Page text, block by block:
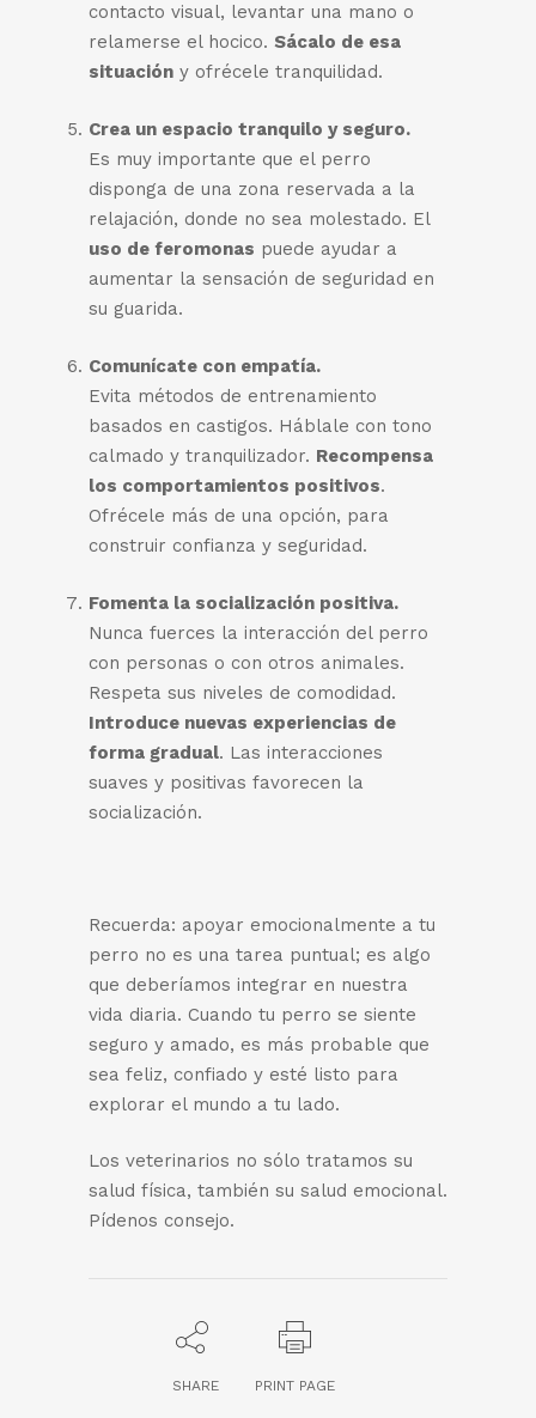
contacto visual, levantar una mano o
relamerse el hocico. Sácalo de esa
situación y ofrécele tranquilidad.
Crea un espacio tranquilo y seguro.
Es muy importante que el perro
disponga de una zona reservada a la
relajación, donde no sea molestado. El
uso de feromonas puede ayudar a
aumentar la sensación de seguridad en
su guarida.
Comunícate con empatía.
Evita métodos de entrenamiento
basados en castigos. Háblale con tono
calmado y tranquilizador. Recompensa
los comportamientos positivos.
Ofrécele más de una opción, para
construir confianza y seguridad.
Fomenta la socialización positiva.
Nunca fuerces la interacción del perro
con personas o con otros animales.
Respeta sus niveles de comodidad.
Introduce nuevas experiencias de
forma gradual. Las interacciones
suaves y positivas favorecen la
socialización.
Recuerda: apoyar emocionalmente a tu
perro no es una tarea puntual; es algo
que deberíamos integrar en nuestra
vida diaria. Cuando tu perro se siente
seguro y amado, es más probable que
sea feliz, confiado y esté listo para
explorar el mundo a tu lado.
Los veterinarios no sólo tratamos su
salud física, también su salud emocional.
Pídenos consejo.
SHARE PRINT PAGE